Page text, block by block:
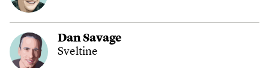
Dan Savage
Sveltine